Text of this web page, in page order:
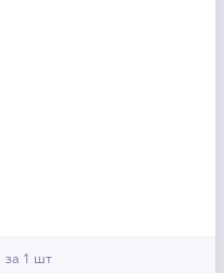
за 1 шт